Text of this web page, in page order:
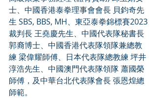
士、中國香港泰拳理事會會長 貝鈞奇先
生 SBS, BBS, MH、東亞泰拳錦標賽2023
裁判長 王堯慶先生、中國代表隊秘書長
郭裔博士、中國香港代表隊領隊兼總教
練 梁偉耀師傅、日本代表隊總教練 坪井
淳浩先生、中國澳門代表隊領隊 蕭國榮
師傅，及中華台北代表隊會長 張恩煌總
師範。